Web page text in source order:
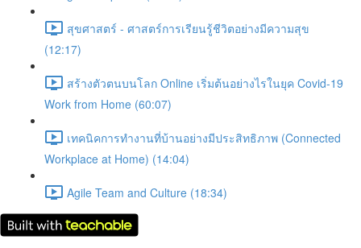
สุขศาสตร์ - ศาสตร์การเรียนรู้ชีวิตอย่างมีความสุข
(12:17)
สร้างตัวตนบนโลก Online เริ่มต้นอย่างไรในยุค Covid-19
Work from Home (60:07)
เทคนิคการทำงานที่บ้านอย่างมีประสิทธิภาพ (Connected
Workplace at Home) (14:04)
Agile Team and Culture (18:34)